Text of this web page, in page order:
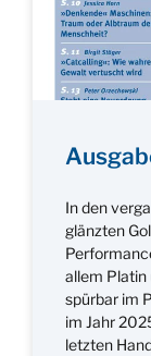
In den
glänzten
allem Platin
spürbar im
im Jahr
letzten